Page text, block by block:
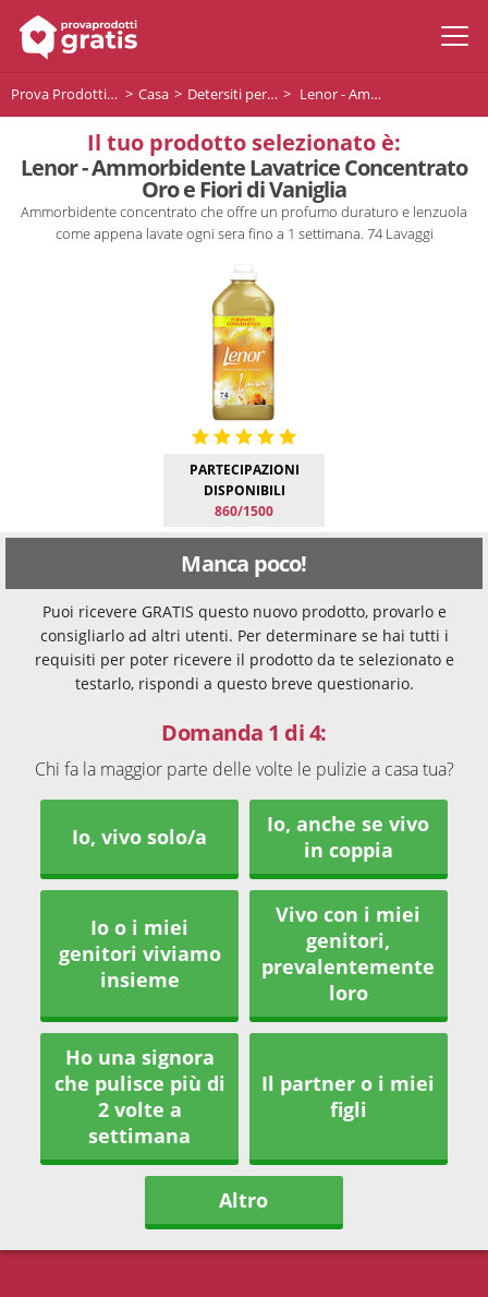
Prova Prodotti Gratis Casa Detersiti per la lavatrice Lenor - Ammorbidente Lavatrice Concentrato Oro e Fiori di Vaniglia
Il tuo prodotto selezionato è:
Lenor - Ammorbidente Lavatrice Concentrato
Oro e Fiori di Vaniglia
Ammorbidente concentrato che offre un profumo duraturo e lenzuola
come appena lavate ogni sera fino a 1 settimana. 74 Lavaggi
PARTECIPAZIONI
DISPONIBILI
860/1500
Manca poco!
Puoi ricevere GRATIS questo nuovo prodotto, provarlo e
consigliarlo ad altri utenti. Per determinare se hai tutti i
requisiti per poter ricevere il prodotto da te selezionato e
testarlo, rispondi a questo breve questionario.
Domanda 1 di 4:
Chi fa la maggior parte delle volte le pulizie a casa tua?
Io, vivo solo/a
Io, anche se vivo
in coppia
Io o i miei
genitori viviamo
insieme
Vivo con i miei
genitori,
prevalentemente
loro
Ho una signora
che pulisce più di
2 volte a
settimana
Il partner o i miei
figli
Altro